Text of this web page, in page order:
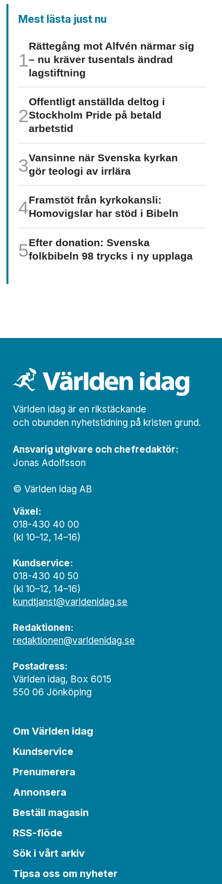
Mest lästa just nu
Rättegång mot Alfvén närmar sig
– nu kräver tusentals ändrad
lagstiftning
Offentligt anställda deltog i
Stockholm Pride på betald
arbetstid
Vansinne när Svenska kyrkan
gör teologi av irrlära
Framstöt från kyrkokansli:
Homo­vigslar har stöd i Bibeln
Efter donation: Svenska
folkbibeln 98 trycks i ny upplaga
Världen idag är en rikstäckande
och obunden nyhets­­­tidning på kristen grund.
Ansvarig utgivare och chef­redaktör:
Jonas Adolfsson
© Världen idag AB
Växel:
018-430 40 00
(kl 10–12, 14–16)
Kundservice:
018-430 40 50
(kl 10–12, 14–16)
kundtjanst@varldenidag.se
Redaktionen:
redaktionen@varldenidag.se
Postadress:
Världen idag, Box 6015
550 06 Jönköping
Om Världen idag
Kundservice
Prenumerera
Annonsera
Beställ magasin
RSS-flöde
Sök i vårt arkiv
Tipsa oss om nyheter